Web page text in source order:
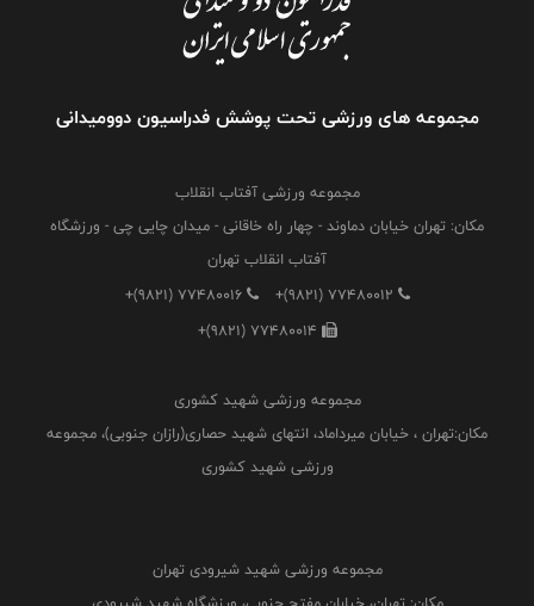
مجموعه های ورزشی تحت پوشش فدراسیون دوومیدانی
مجموعه ورزشی آفتاب انقلاب
مکان: تهران خیابان دماوند - چهار راه خاقانی - میدان چایی چی - ورزشگاه
آفتاب انقلاب تهران
+(9821) 77480012
+(9821) 77480016
+(9821) 77480014
مجموعه ورزشی شهید کشوری
مکان:تهران ، خیابان میرداماد، انتهای شهید حصاری(رازان جنوبی)، مجموعه
ورزشی شهید کشوری
مجموعه ورزشی شهید شیرودی تهران